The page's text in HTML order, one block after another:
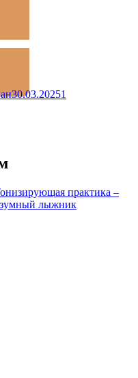
30.03.20251
практика –
лыжник